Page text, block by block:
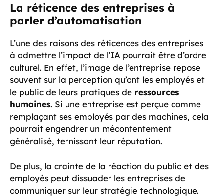
La réticence des entreprises à
parler d’automatisation
L’une des raisons des réticences des entreprises
à admettre l’impact de l’IA pourrait être d’ordre
culturel. En effet, l’image de l’entreprise repose
souvent sur la perception qu’ont les employés et
le public de leurs pratiques de ressources
humaines. Si une entreprise est perçue comme
remplaçant ses employés par des machines, cela
pourrait engendrer un mécontentement
généralisé, ternissant leur réputation.
De plus, la crainte de la réaction du public et des
employés peut dissuader les entreprises de
communiquer sur leur stratégie technologique.